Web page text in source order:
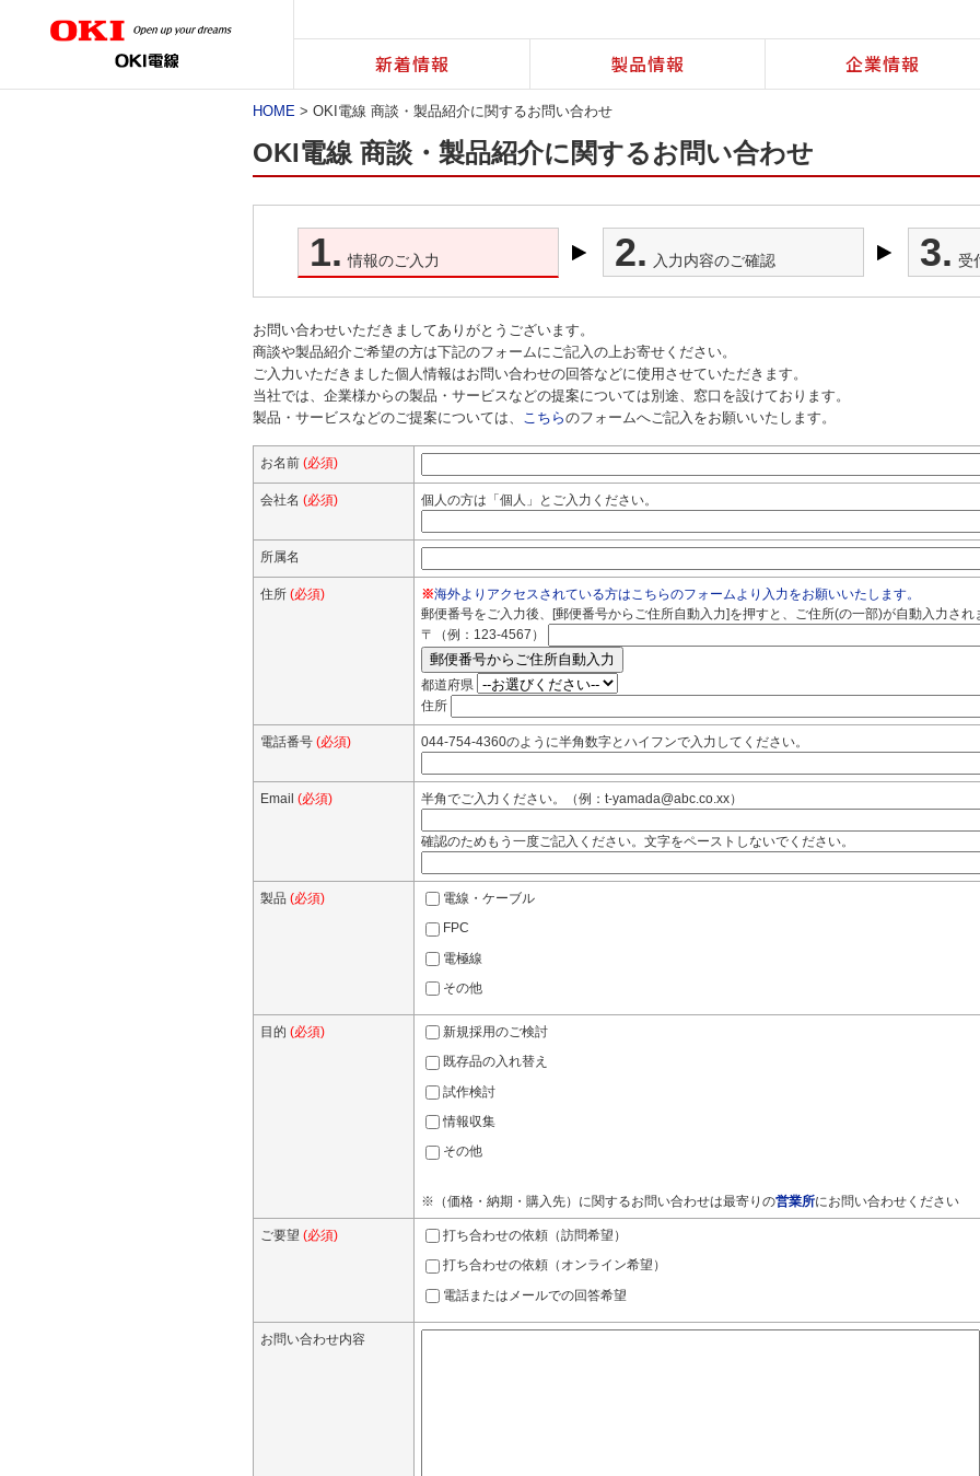
新着情報 製品情報 企業情報
HOME > OKI電線 商談・製品紹介に関するお問い合わせ
OKI電線 商談・製品紹介に関するお問い合わせ
1. 情報のご入力 2. 入力内容のご確認 3. 受
お問い合わせいただきましてありがとうございます。
商談や製品紹介ご希望の方は下記のフォームにご記入の上お寄せください。
ご入力いただきました個人情報はお問い合わせの回答などに使用させていただきます。
当社では、企業様からの製品・サービスなどの提案については別途、窓口を設けております。
製品・サービスなどのご提案については、 こちらのフォームへご記入をお願いいたします。
お名前 (必須)
会社名 (必須) 個人の方は「個人」とご入力ください。
所属名
住所 (必須) ※海外よりアクセスされている方はこちらのフォームより入力をお願いいたします。
郵便番号をご入力後、[郵便番号からご住所自動入力]を押すと、ご住所(の一部)が自動入力され
〒（例：123-4567）
都道府県
住所
電話番号 (必須) 044-754-4360のように半角数字とハイフンで入力してください。
Email (必須) 半角でご入力ください。（例：t-yamada@abc.co.xx）
確認のためもう一度ご記入ください。文字をペーストしないでください。
製品 (必須)
電線・ケーブル
FPC
電極線
その他
目的 (必須)
新規採用のご検討
既存品の入れ替え
試作検討
情報収集
その他
※（価格・納期・購入先）に関するお問い合わせは最寄りの営業所にお問い合わせください
ご要望 (必須)
打ち合わせの依頼（訪問希望）
打ち合わせの依頼（オンライン希望）
電話またはメールでの回答希望
お問い合わせ内容